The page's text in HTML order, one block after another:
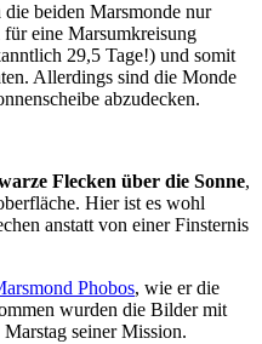
die beiden Marsmonde nur
eine Marsumkreisung
29,5 Tage!) und somit
Allerdings sind die Monde
abzudecken.
Flecken über die Sonne,
Hier ist es wohl
anstatt von einer Finsternis
Phobos, wie er die
wurden die Bilder mit
Marstag seiner Mission.